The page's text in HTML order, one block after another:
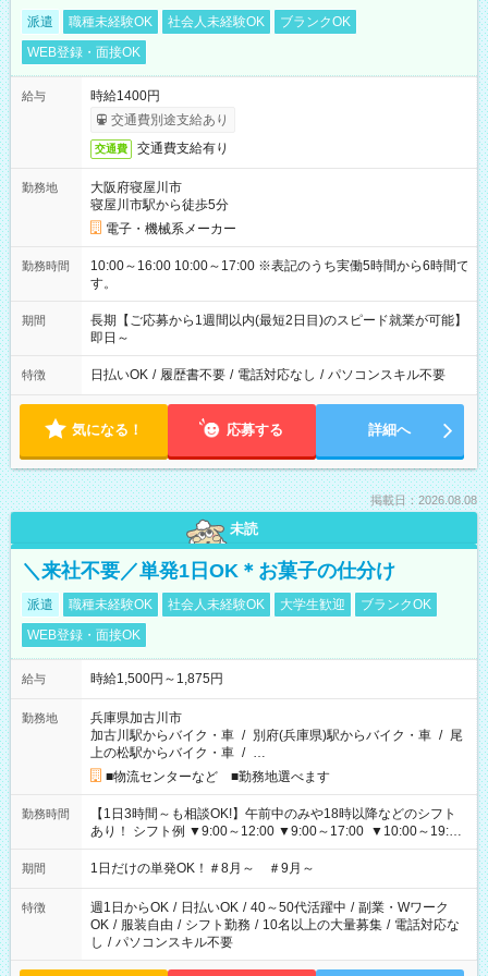
派遣 職種未経験OK 社会人未経験OK
ブランクOK
WEB登録・面接OK
給与
時給1400円
交通費別途支給あり
交通費 交通費支給有り
勤務地
大阪府寝屋川市
寝屋川市駅から徒歩5分
電子・機械系メーカー
勤務時間
10:00～16:00 10:00～17:00 ※表記のうち実働5時間から6時間で
す。
期間
長期【ご応募から1週間以内(最短2日目)のスピード就業が可能】
即日～
特徴 日払いOK / 履歴書不要 / 電話対応なし / パソコンスキル不要
気になる！ 応募する 詳細へ
掲載日：2026.08.08
未読
＼来社不要／単発1日OK＊お菓子の仕分け
派遣 職種未経験OK 社会人未経験OK 大学生歓迎
ブランクOK
WEB登録・面接OK
給与 時給1,500円～1,875円
勤務地
兵庫県加古川市
加古川駅からバイク・車 / 別府(兵庫県)駅からバイク・車 / 尾
上の松駅からバイク・車 / …
■物流センターなど ■勤務地選べます
勤務時間
【1日3時間～も相談OK!】午前中のみや18時以降などのシフト
あり！ シフト例 ▼9:00～12:00 ▼9:00～17:00 ▼10:00～19:00
▼18:00～21:00
期間 1日だけの単発OK！＃8月～ ＃9月～
特徴 週1日からOK / 日払いOK / 40～50代活躍中 / 副業・Wワーク
OK / 服装自由 / シフト勤務 / 10名以上の大量募集 / 電話対応な
し / パソコンスキル不要